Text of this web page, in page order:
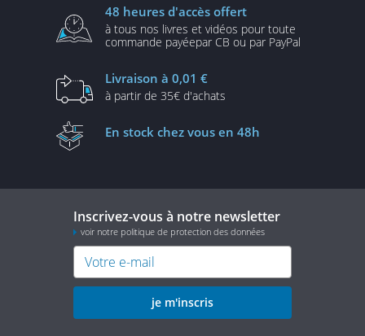
48 heures d'accès offert
à tous nos livres et vidéos pour toute
commande payéepar CB ou par PayPal
Livraison à 0,01 €
à partir de 35€ d'achats
En stock chez vous en 48h
Inscrivez-vous à notre newsletter
voir notre politique de protection des données
je m'inscris